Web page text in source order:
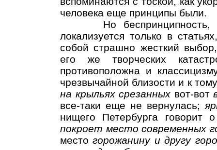
человека еще принципы были.
Но беспринципность, с
локализуется только в
собой страшно жесткий
его же творческих
противоположна и
чрезвычайной близости и к
на крыльях срезанных вот-вот
все-таки еще не вернулась;
нищего Петербурга говорит
покроет место современных
местогорожанину и другу